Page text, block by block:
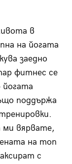
в
на йогата
заедно
фитнес се
йогата
поддържа
ми вярвате,
на топ
с